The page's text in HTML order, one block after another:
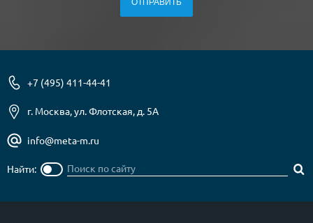
+7 (495) 411-44-41
г. Москва, ул. Флотская, д. 5А
info@meta-m.ru
Найти: